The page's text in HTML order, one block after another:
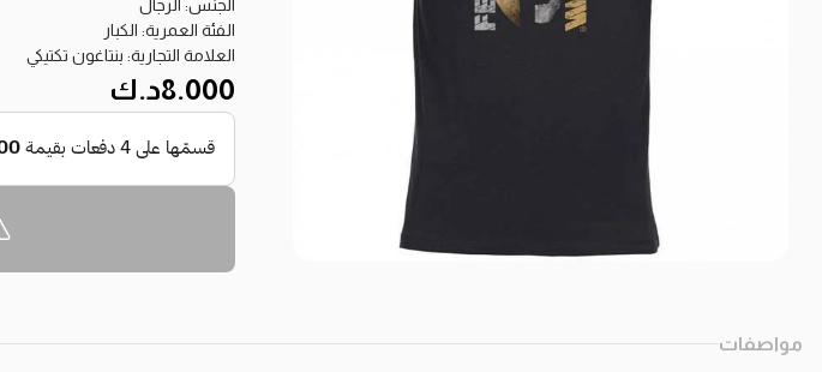
الجنس: الرجال
الفئة العمرية: الكبار
العلامة التجارية: بنتاغون تكتيكي
8.000د.ك
مواصفات